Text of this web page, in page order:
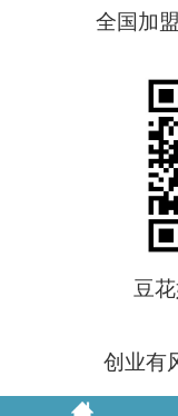
创业有
豆
全国加